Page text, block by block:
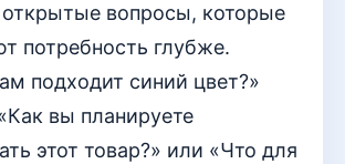
открытые вопросы, которые
потребность глубже.
подходит синий цвет?»
вы планируете
этот товар?» или «Что для